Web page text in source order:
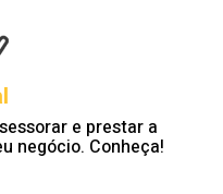
e prestar a
negócio. Conheça!